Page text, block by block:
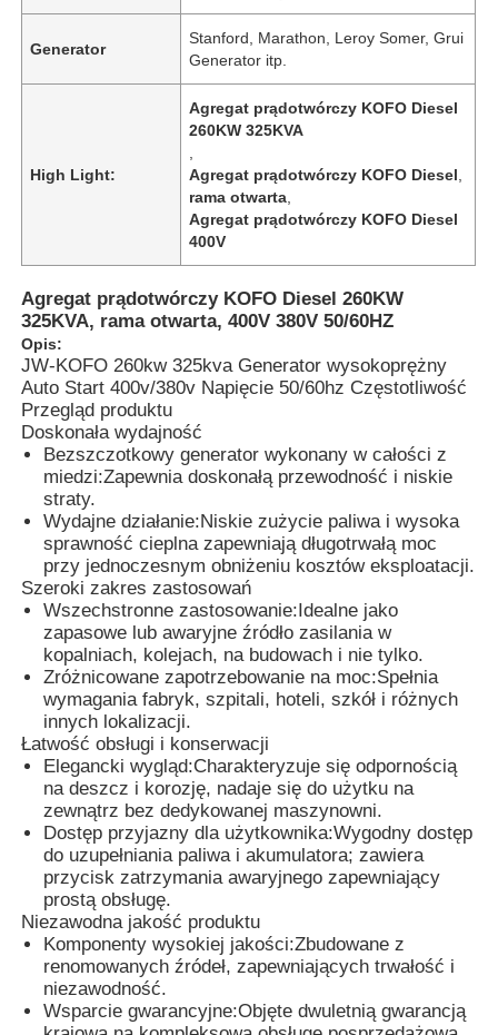
Dom
Produkty
O nas
Wycieczka po fabryce
Kontrola jakości
Skontaktuj się z nami
Wszystkie przypadki
cichy generator diesla
Zestaw generatora Diesla
zestaw generatorów benzynowych
Generator
Stanford, Marathon, Leroy Somer, Grui
Generator itp.
High Light:
Agregat prądotwórczy KOFO Diesel
260KW 325KVA
Agregat prądotwórczy KOFO Diesel
rama otwarta
Agregat prądotwórczy KOFO Diesel
400V
Agregat prądotwórczy KOFO Diesel 260KW
325KVA, rama otwarta, 400V 380V 50/60HZ
Opis:
JW-KOFO 260kw 325kva Generator wysokoprężny
Auto Start 400v/380v Napięcie 50/60hz Częstotliwość
Przegląd produktu
Doskonała wydajność
Bezszczotkowy generator wykonany w całości z
miedzi:Zapewnia doskonałą przewodność i niskie
straty.
Wydajne działanie:Niskie zużycie paliwa i wysoka
sprawność cieplna zapewniają długotrwałą moc
przy jednoczesnym obniżeniu kosztów eksploatacji.
Szeroki zakres zastosowań
Wszechstronne zastosowanie:Idealne jako
zapasowe lub awaryjne źródło zasilania w
kopalniach, kolejach, na budowach i nie tylko.
Zróżnicowane zapotrzebowanie na moc:Spełnia
wymagania fabryk, szpitali, hoteli, szkół i różnych
innych lokalizacji.
Łatwość obsługi i konserwacji
Elegancki wygląd:Charakteryzuje się odpornością
na deszcz i korozję, nadaje się do użytku na
zewnątrz bez dedykowanej maszynowni.
Dostęp przyjazny dla użytkownika:Wygodny dostęp
do uzupełniania paliwa i akumulatora; zawiera
przycisk zatrzymania awaryjnego zapewniający
prostą obsługę.
Niezawodna jakość produktu
Komponenty wysokiej jakości:Zbudowane z
renomowanych źródeł, zapewniających trwałość i
niezawodność.
Wsparcie gwarancyjne:Objęte dwuletnią gwarancją